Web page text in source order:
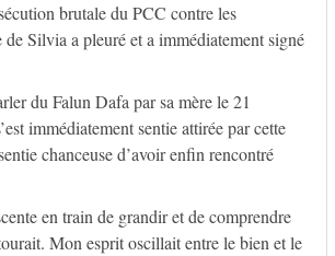
brutale du PCC contre les
de Silvia a pleuré et a immédiatement signé
du Falun Dafa par sa mère le 21
immédiatement sentie attirée par cette
chanceuse d’avoir enfin rencontré
en train de grandir et de comprendre
Mon esprit oscillait entre le bien et le